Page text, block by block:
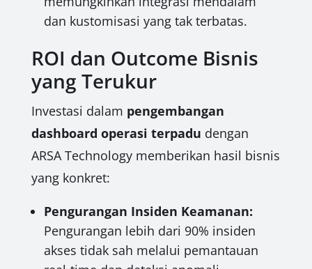
dan kustomisasi yang tak terbatas.
ROI dan Outcome Bisnis
yang Terukur
Investasi dalam pengembangan
dashboard operasi terpadu dengan
ARSA Technology memberikan hasil bisnis
yang konkret:
Pengurangan Insiden Keamanan:
Pengurangan lebih dari 90% insiden
akses tidak sah melalui pemantauan